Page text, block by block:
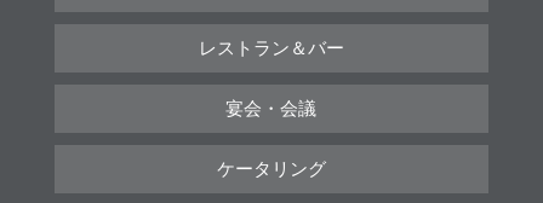
レストラン＆バー
宴会・会議
ケータリング